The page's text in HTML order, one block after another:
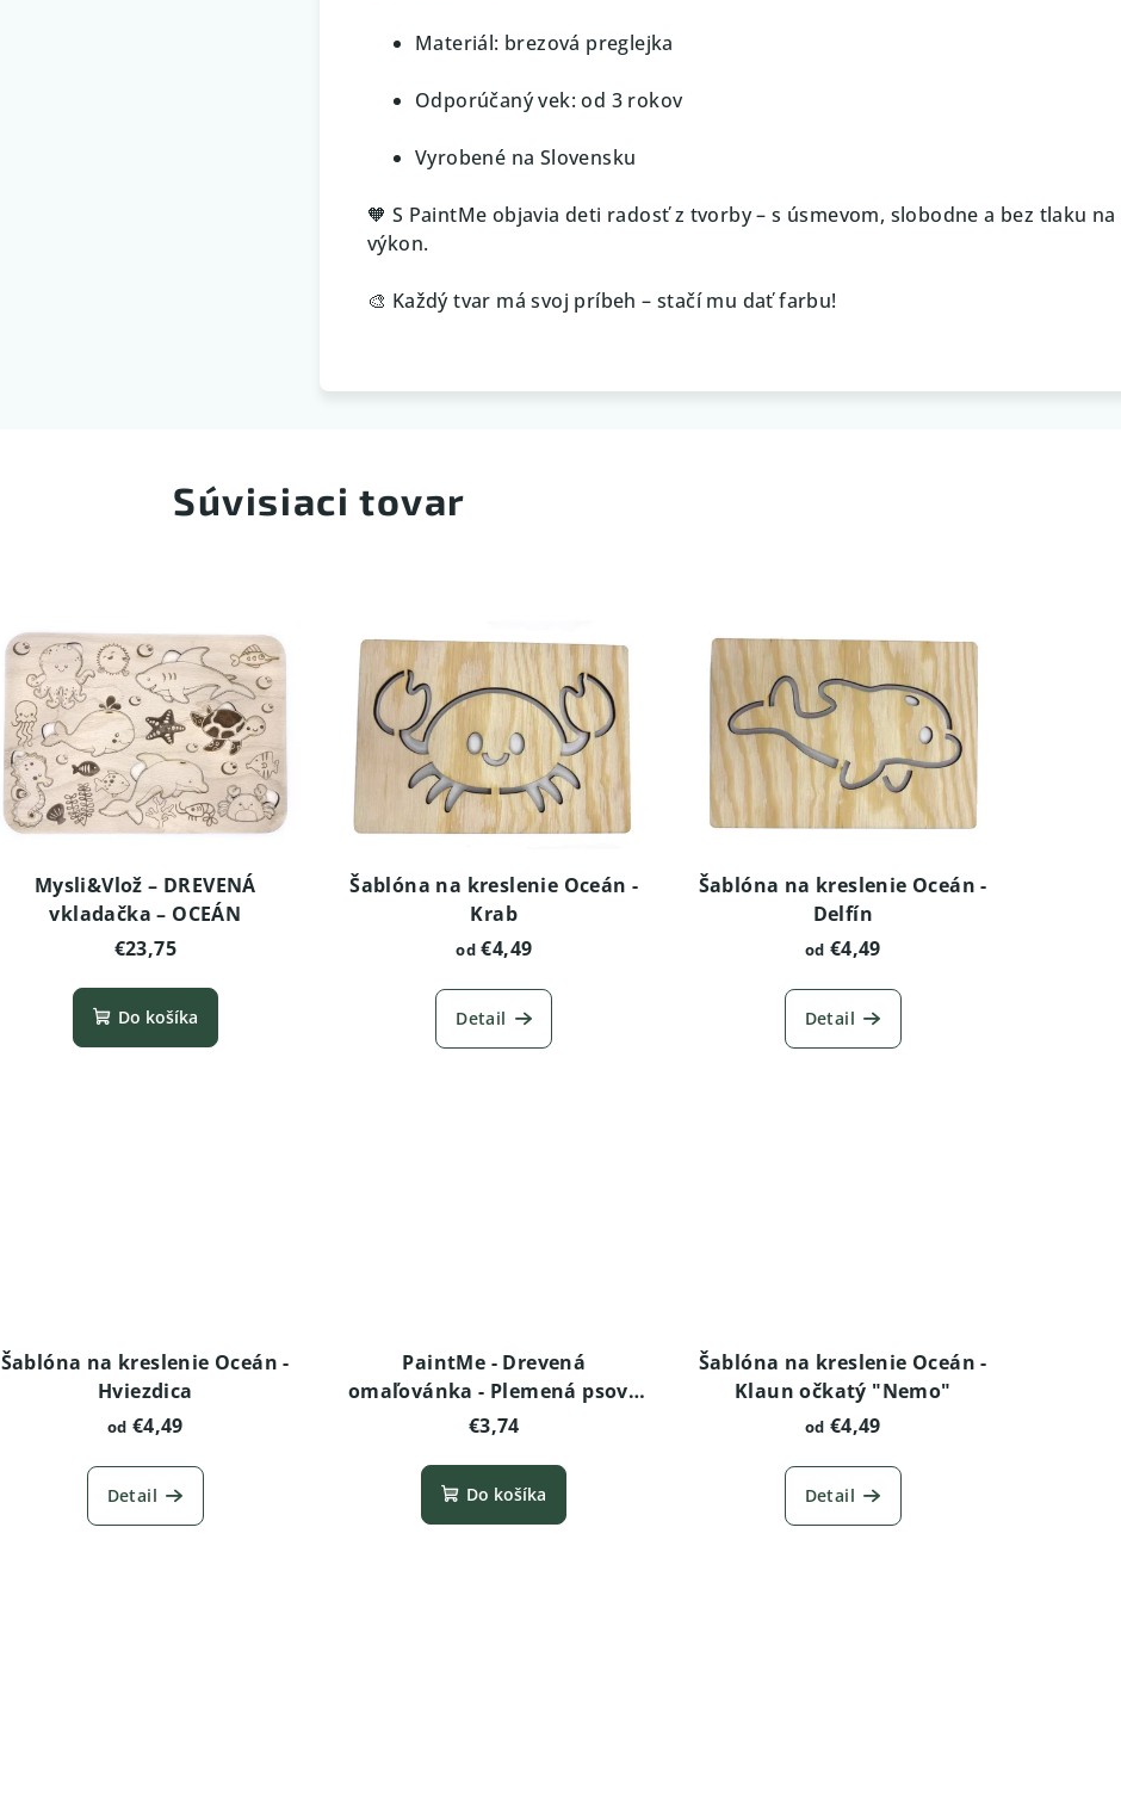
Materiál: brezová preglejka
Odporúčaný vek: od 3 rokov
Vyrobené na Slovensku
🧡 S PaintMe objavia deti radosť z tvorby – s úsmevom, slobodne a bez tlaku na
výkon.
🎨 Každý tvar má svoj príbeh – stačí mu dať farbu!
Súvisiaci tovar
Mysli&Vlož – DREVENÁ
vkladačka – OCEÁN
€23,75
Do košíka
Šablóna na kreslenie Oceán -
Krab
od€4,49
Detail
Šablóna na kreslenie Oceán -
Delfín
od €4,49
Detail
Šablóna na kreslenie Oceán -
Hviezdica
od €4,49
Detail
PaintMe - Drevená
omaľovánka - Plemená psov -
Americký stafordšírsky teriér
€3,74
Do košíka
Šablóna na kreslenie Oceán -
Klaun očkatý "Nemo"
od €4,49
Detail